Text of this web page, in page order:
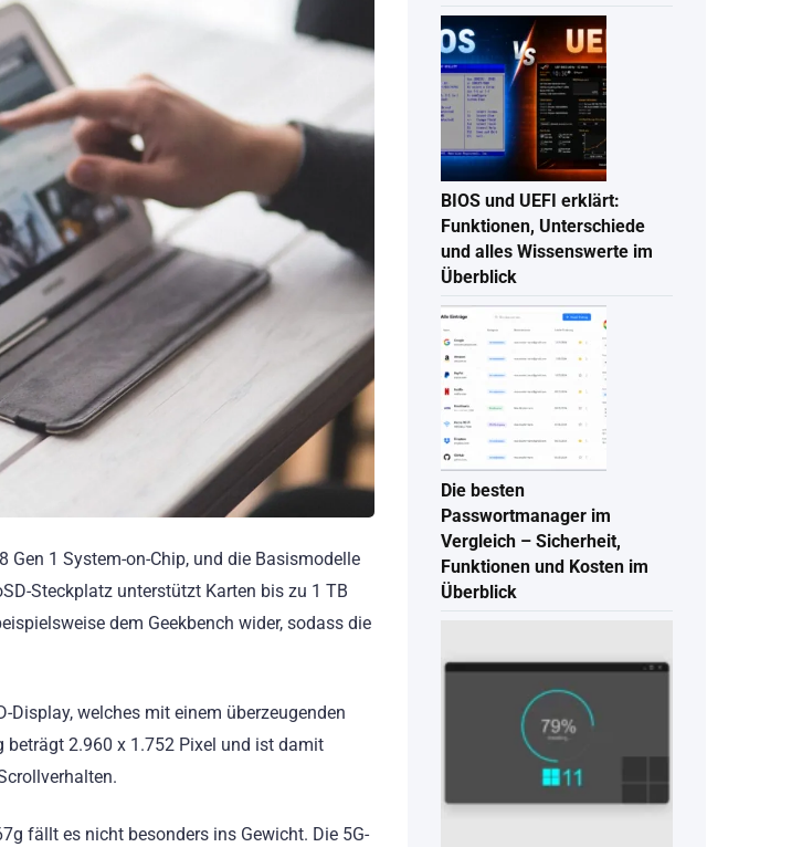
1 System-on-Chip, und die Basismodelle
Steckplatz unterstützt Karten bis zu 1 TB
dem Geekbench wider, sodass die
Display, welches mit einem überzeugenden
beträgt 2.960 x 1.752 Pixel und ist damit
fällt es nicht besonders ins Gewicht. Die 5G-
BIOS und UEFI erklärt:
Funktionen, Unterschiede
und alles Wissenswerte im
Überblick
Die besten
Passwortmanager im
Vergleich – Sicherheit,
Funktionen und Kosten im
Überblick